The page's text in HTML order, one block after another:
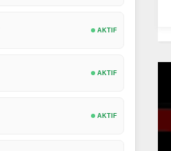
AKTIF
AKTIF
AKTIF